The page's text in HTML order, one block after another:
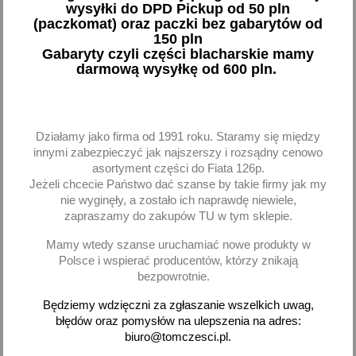
Reflektor przedni H4
uszczelka żarówka Wesem
73,88 zł brutto
- +
Reflektor lampa przedni
prawy złącze koparka
ładowarka JCB Agri
RGV1.49010
212,18 zł brutto
wysyłki do DPD Pickup od 50 pln
(paczkomat) oraz paczki bez gabarytów od
150 pln
Gabaryty czyli części blacharskie mamy
darmową wysyłkę od 600 pln.
Działamy jako firma od 1991 roku. Staramy się między
innymi zabezpieczyć jak najszerszy i rozsądny cenowo
asortyment części do Fiata 126p.
Jeżeli chcecie Państwo dać szanse by takie firmy jak my
nie wyginęły, a zostało ich naprawdę niewiele,
zapraszamy do zakupów TU w tym sklepie.
Mamy wtedy szanse uruchamiać nowe produkty w
Polsce i wspierać producentów, którzy znikają
bezpowrotnie.
Będziemy wdzięczni za zgłaszanie wszelkich uwag,
błędów oraz pomysłów na ulepszenia na adres:
biuro@tomczesci.pl.